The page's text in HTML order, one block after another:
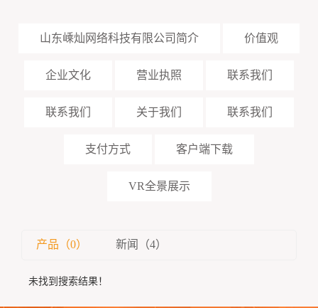
山东嵊灿网络科技有限公司简介 价值观
企业文化 营业执照 联系我们
联系我们 关于我们 联系我们
支付方式 客户端下载
VR全景展示
产品（0） 新闻（4）
未找到搜索结果！